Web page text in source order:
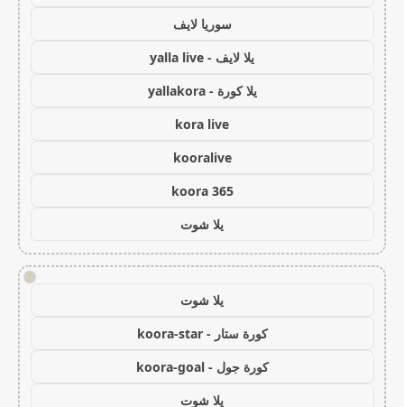
سوريا لايف
يلا لايف - yalla live
يلا كورة - yallakora
kora live
kooralive
koora 365
يلا شوت
!
يلا شوت
كورة ستار - koora-star
كورة جول - koora-goal
يلا شوت